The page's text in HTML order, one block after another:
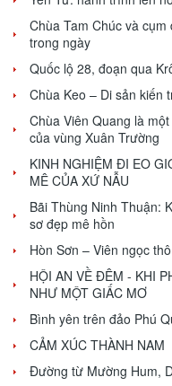
Chùa Tam Chúc và
trong ngày
Quốc lộ 28, đoạn qua
Chùa Keo – Di sản kiến
Chùa Viên Quang là
của vùng Xuân Trường
KINH NGHIỆM ĐI EO
MÊ CỦA XỨ NẪU
Bãi Thùng Ninh Thuận:
sơ đẹp mê hồn
Hòn Sơn – Viên ngọc
HỘI AN VỀ ĐÊM - KHI
NHƯ MỘT GIẤC MƠ
Bình yên trên đảo Phú
CẢM XÚC THÀNH NAM
Đường từ Mường Hum,